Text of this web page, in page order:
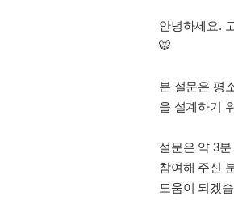
안녕하세요.
🐯
본 설문은 평
을 설계하기
설문은 약 3
참여해 주신
도움이 되겠